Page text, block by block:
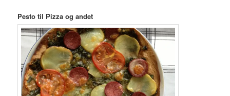
Pesto til Pizza og andet